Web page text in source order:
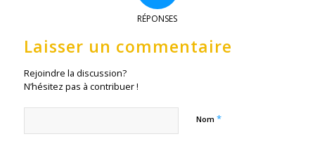
RÉPONSES
Laisser un commentaire
Rejoindre la discussion?
N’hésitez pas à contribuer !
Nom *